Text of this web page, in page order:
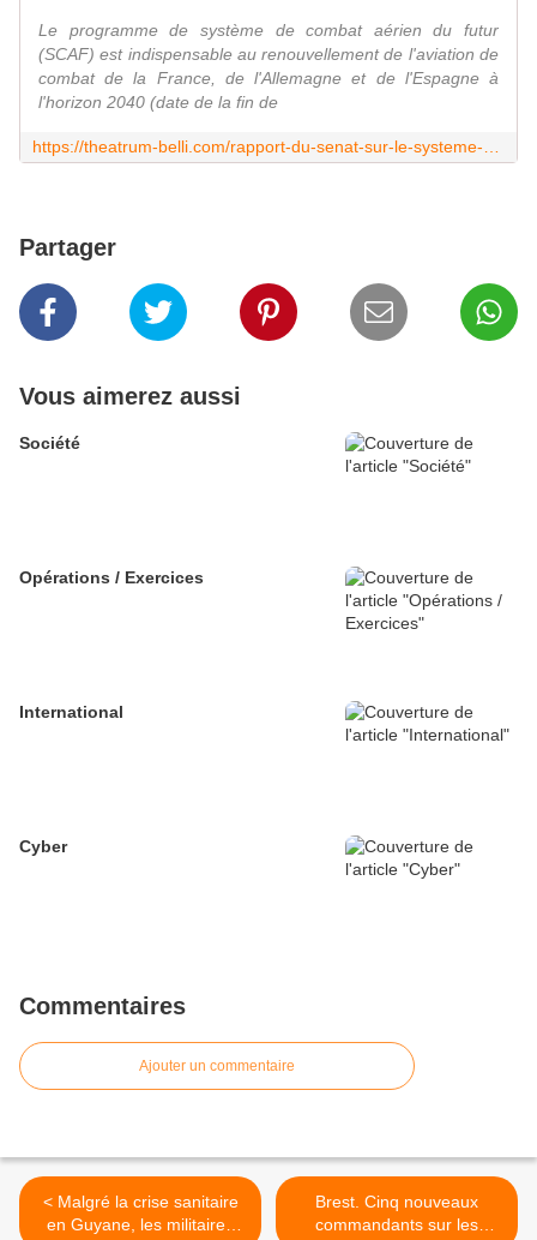
Le programme de système de combat aérien du futur
(SCAF) est indispensable au renouvellement de l'aviation de
combat de la France, de l'Allemagne et de l'Espagne à
l'horizon 2040 (date de la fin de
Partager
Vous aimerez aussi
Société
Opérations / Exercices
International
Cyber
Commentaires
Ajouter un commentaire
< Malgré la crise sanitaire
en Guyane, les militaires
Brest. Cinq nouveaux
commandants sur les